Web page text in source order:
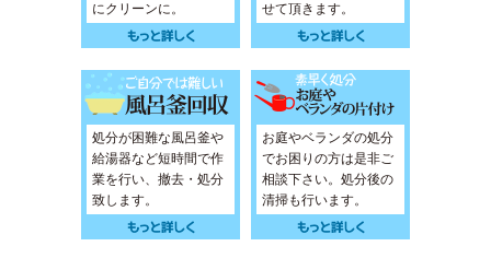
にクリーンに。
せて頂きます。
処分が困難な風呂釜や
給湯器など短時間で作
業を行い、撤去・処分
致します。
お庭やベランダの処分
でお困りの方は是非ご
相談下さい。処分後の
清掃も行います。